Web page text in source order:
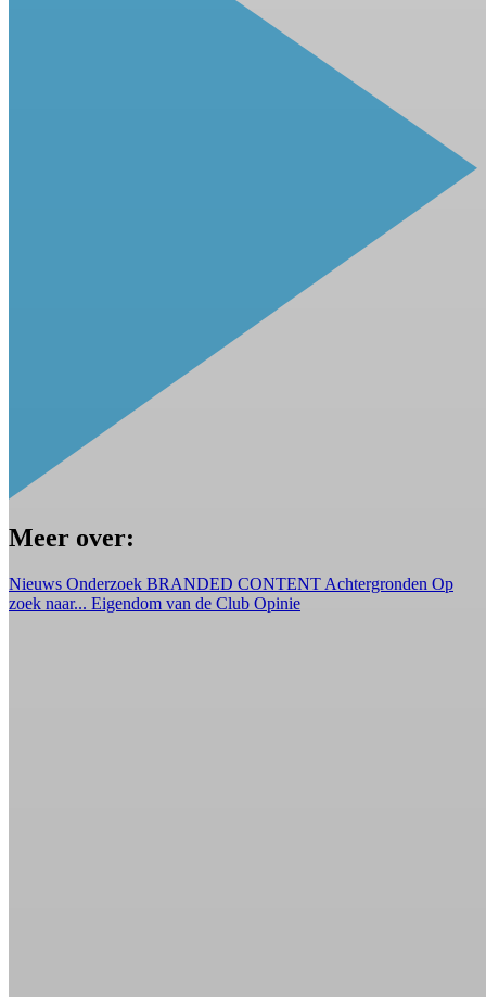
Meer over:
Nieuws Onderzoek BRANDED CONTENT Achtergronden Op
zoek naar... Eigendom van de Club Opinie